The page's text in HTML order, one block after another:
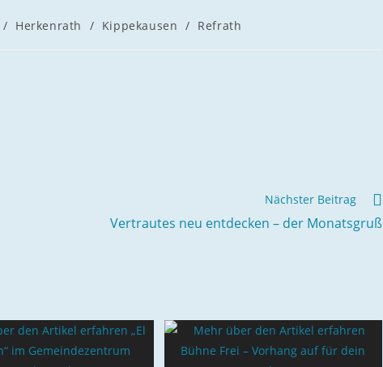
/ Herkenrath / Kippekausen / Refrath
Nächster Beitrag
Vertrautes neu entdecken – der Monatsgruß